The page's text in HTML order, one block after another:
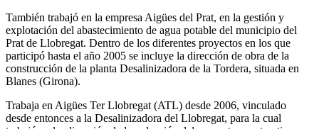
También trabajó en la empresa Aigües del Prat, en la gestión y
explotación del abastecimiento de agua potable del municipio del
Prat de Llobregat. Dentro de los diferentes proyectos en los que
participó hasta el año 2005 se incluye la dirección de obra de la
construcción de la planta Desalinizadora de la Tordera, situada en
Blanes (Girona).
Trabaja en Aigües Ter Llobregat (ATL) desde 2006, vinculado
desde entonces a la Desalinizadora del Llobregat, para la cual